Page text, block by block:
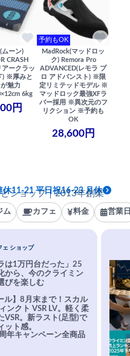
ムーン)
CRASH
アークラッ
) ※厚みと
魅力
6kg
円
予約もOK
MadRock(マッドロッ
ク) Remora Pro
ADVANCED(レモラ プ
ロ アドバンスト) ※限
定リミテッドモデル ※
マッドロック最強XFラ
バー採用 ※異次元のフ
リクション ※予約も
OK
28,600円
ショップ｜2013年創業
休11-21 平日祝16-23 月休
ム カフェ 料金 営業日
ェ ショップ
は1万円台だった」25
から、今のクライミン
びを楽しむ
ル】8月末まで！スカル
ンクト VSR LV。軽く柔
VSR。新ラスト(足型)で
ット感。
年キャンペーン全商品